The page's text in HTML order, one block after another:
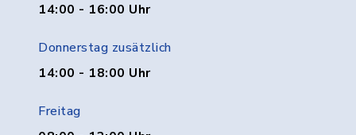
14:00 - 16:00 Uhr
Donnerstag zusätzlich
14:00 - 18:00 Uhr
Freitag